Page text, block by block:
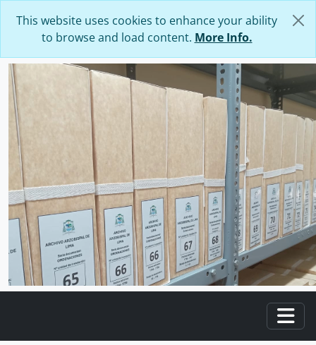
This website uses cookies to enhance your ability
to browse and load content. More Info.